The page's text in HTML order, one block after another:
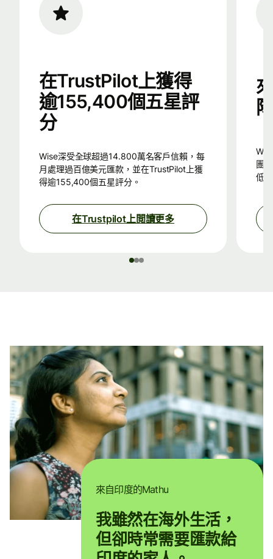
在TrustPilot上獲得
逾155,400個五星評
分
Wise深受全球超過14.800萬名客戶信賴，每
月處理過百億美元匯款，並在TrustPilot上獲
得逾155,400個五星評分。
在Trustpilot上閲讀更多
Wise所使用的智能科技，來自Skype的始創
團
低
來自印度的Mathu
我雖然在海外生活，
但卻時常需要匯款給